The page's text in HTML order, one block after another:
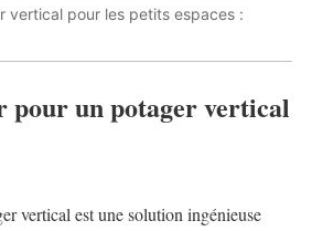
vertical pour les petits espaces :
pour un potager vertical
vertical est une solution ingénieuse